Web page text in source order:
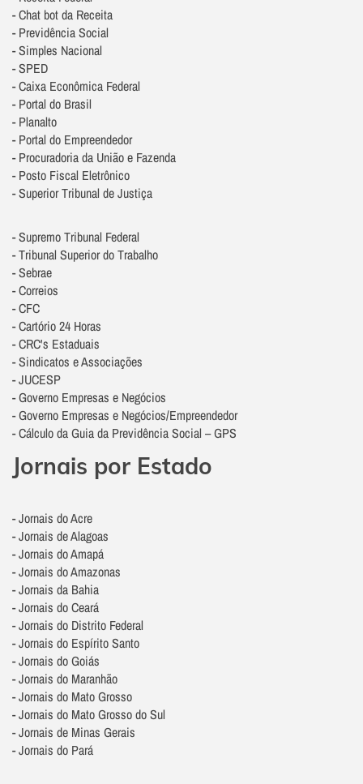
- Chat bot da Receita
- Previdência Social
- Simples Nacional
- SPED
- Caixa Econômica Federal
- Portal do Brasil
- Planalto
- Portal do Empreendedor
- Procuradoria da União e Fazenda
- Posto Fiscal Eletrônico
-Superior Tribunal de Justiça
- Supremo Tribunal Federal
- Tribunal Superior do Trabalho
- Sebrae
- Correios
- CFC
- Cartório 24 Horas
- CRC's Estaduais
- Sindicatos e Associações
- JUCESP
- Governo Empresas e Negócios
- Governo Empresas e Negócios/Empreendedor
- Cálculo da Guia da Previdência Social – GPS
Jornais por Estado
- Jornais do Acre
- Jornais de Alagoas
- Jornais do Amapá
- Jornais do Amazonas
- Jornais da Bahia
- Jornais do Ceará
- Jornais do Distrito Federal
- Jornais do Espírito Santo
- Jornais do Goiás
- Jornais do Maranhão
- Jornais do Mato Grosso
- Jornais do Mato Grosso do Sul
- Jornais de Minas Gerais
- Jornais do Pará